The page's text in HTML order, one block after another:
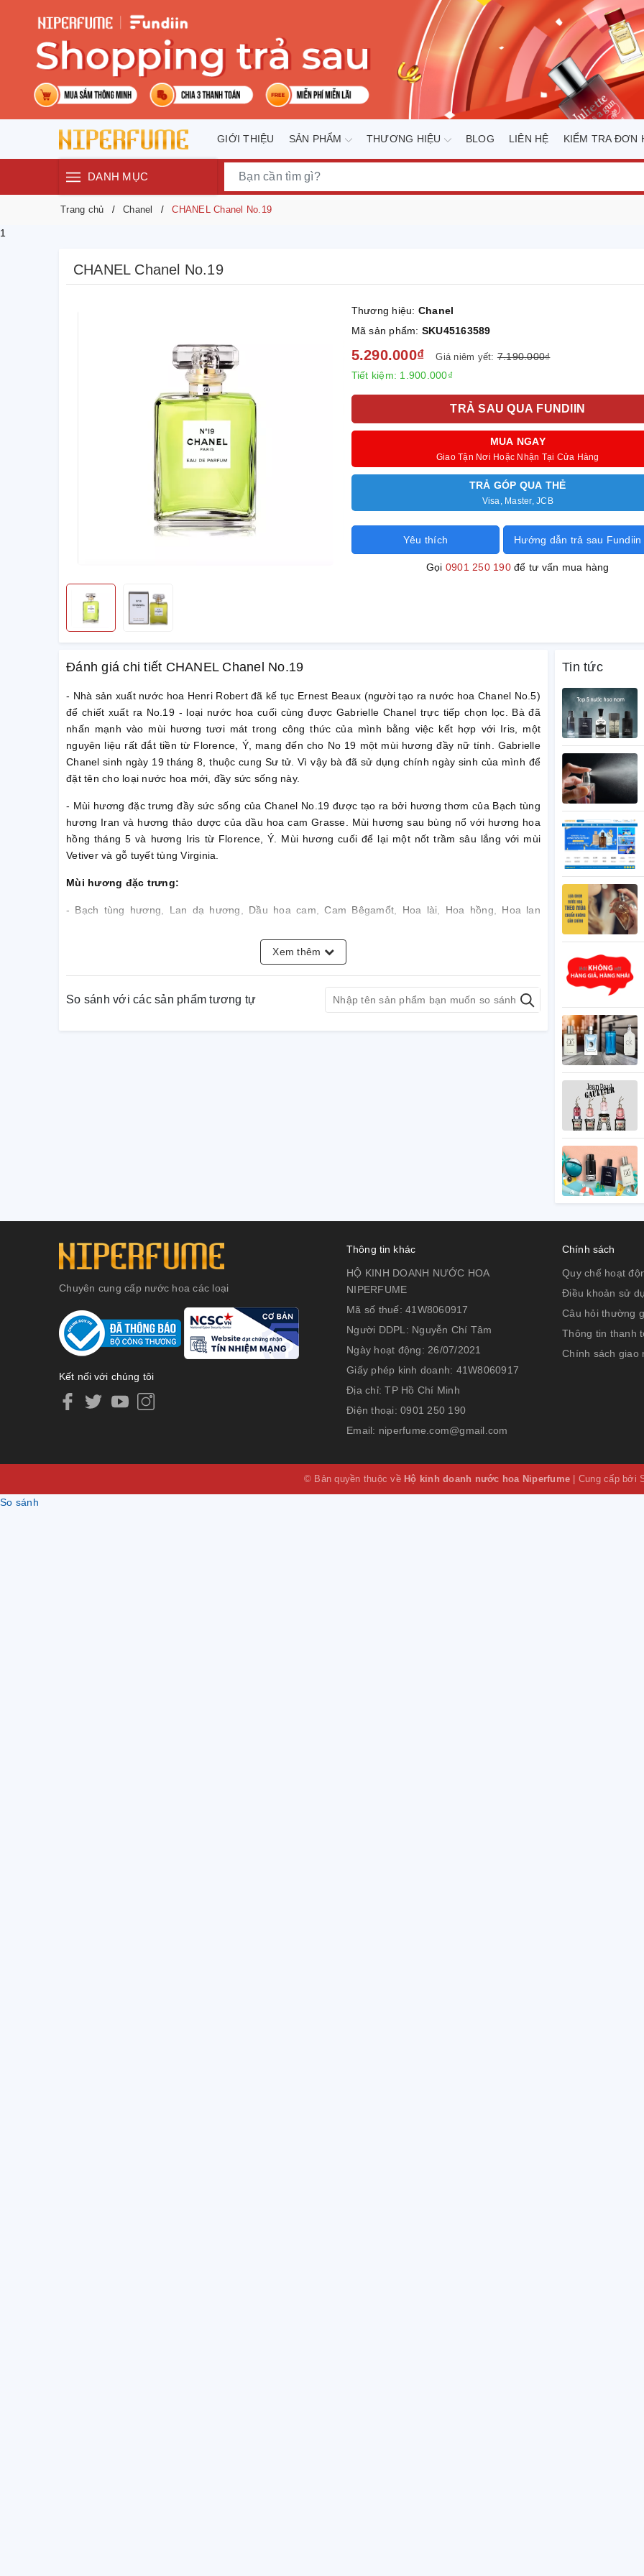
GIỚI THIỆU SẢN PHẨM THƯƠNG HIỆU BLOG LIÊN HỆ KIỂM TRA ĐƠN
DANH MỤC
Trang chủ Chanel CHANEL Chanel No.19
1
CHANEL Chanel No.19
Thương hiệu: Chanel
Mã sản phẩm: SKU45163589
5.290.000₫ Giá niêm yết: 7.190.000₫
Tiết kiệm: 1.900.000₫
TRẢ SAU QUA FUNDIIN
MUA NGAY
Giao Tận Nơi Hoặc Nhận Tại Cửa Hàng
TRẢ GÓP QUA THẺ
Visa, Master, JCB
Yêu thích Hướng dẫn trả sau Fundiin
Gọi 0901 250 190để tư vấn mua hàng
Đánh giá chi tiết CHANEL Chanel No.19
- Nhà sản xuất nước hoa Henri Robert đã kế tục Ernest Beaux (người tạo ra nước hoa Chanel No.5)
để chiết xuất ra No.19 - loại nước hoa cuối cùng được Gabrielle Chanel trực tiếp chọn lọc. Bà đã
nhấn mạnh vào mùi hương tươi mát trong công thức của mình bằng việc kết hợp với Iris, một
nguyên liệu rất đắt tiền từ Florence, Ý, mang đến cho No 19 một mùi hương đầy nữ tính. Gabrielle
Chanel sinh ngày 19 tháng 8, thuộc cung Sư tử. Vì vậy bà đã sử dụng chính ngày sinh của mình để
đặt tên cho loại nước hoa mới, đầy sức sống này.
- Mùi hương đặc trưng đầy sức sống của Chanel No.19 được tạo ra bởi hương thơm của Bạch tùng
hương Iran và hương thảo dược của dầu hoa cam Grasse. Mùi hương sau bùng nổ với hương hoa
hồng tháng 5 và hương Iris từ Florence, Ý. Mùi hương cuối để lại một nốt trầm sâu lắng với mùi
Vetiver và gỗ tuyết tùng Virginia.
Mùi hương đặc trưng:
- Bạch tùng hương, Lan dạ hương, Dầu hoa cam, Cam Bêgamốt, Hoa lài, Hoa hồng, Hoa lan
Xem thêm
So sánh với các sản phẩm tương tự
Tin tức
Chuyên cung cấp nước hoa các loại
Kết nối với chúng tôi
Thông tin khác
HỘ KINH DOANH NƯỚC HOA
NIPERFUME
Mã số thuế: 41W8060917
Người DDPL: Nguyễn Chí Tâm
Ngày hoạt động: 26/07/2021
Giấy phép kinh doanh: 41W8060917
Địa chỉ:TP Hồ Chí Minh
Điện thoại: 0901 250 190
Email: niperfume.com@gmail.com
Chính sách
Quy chế hoạt
Điều khoản sử
Câu hỏi thường
Thông tin thanh
Chính sách giao
© Bản quyền thuộc về Hộ kinh doanh nước hoa Niperfume Cung cấp bởi
So sánh